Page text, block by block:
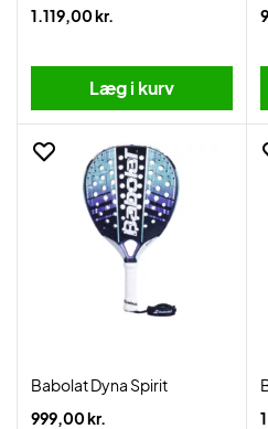
1.119,00 kr.
Læg i kurv
Babolat Dyna Spirit
999,00 kr.